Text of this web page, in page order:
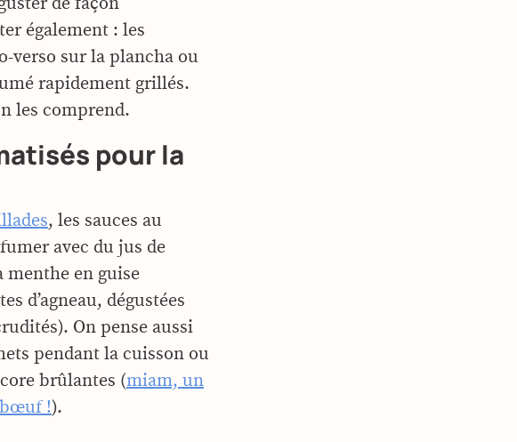
de façon
également : les
verso sur la plancha ou
rapidement grillés.
les comprend.
pour la
, les sauces au
avec du jus de
menthe en guise
d’agneau, dégustées
On pense aussi
pendant la cuisson ou
brûlantes (miam, un
bœuf !).